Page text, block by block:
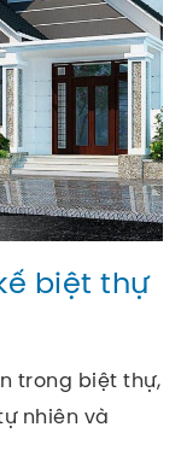
biệt thự
trong biệt thự,
nhiên và